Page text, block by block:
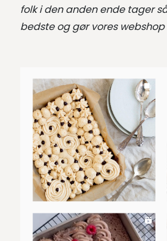
folk i den anden ende tager
bedste og gør vores webshop